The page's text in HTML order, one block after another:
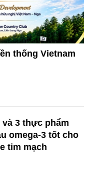
thống Vietnam
và 3 thực phẩm
omega-3 tốt cho
tim mạch